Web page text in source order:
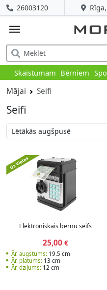
26003120
Skaistumam Bērniem
Mājai Seifi
Seifi
Elektroniskais bērnu seifs
25,00 €
Ār. augstums:19.5 cm
Ār. platums:13 cm
Ār. dziļums:12 cm